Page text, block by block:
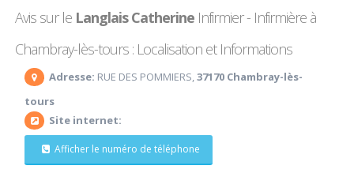
Avis sur le Langlais Catherine Infirmier - Infirmière à
Chambray-lès-tours : Localisation et Informations
Adresse: RUE DES POMMIERS,37170 Chambray-lès-
tours
Site internet:
Afficher le numéro de téléphone